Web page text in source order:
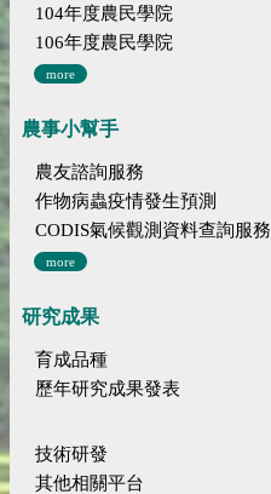
104年度農民學院
106年度農民學院
more
農事小幫手
農友諮詢服務
作物病蟲疫情發生預測
CODIS氣候觀測資料查詢服務
more
研究成果
育成品種
歷年研究成果發表
技術研發
其他相關平台